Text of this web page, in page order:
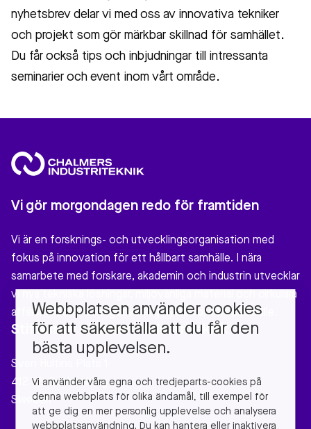
nyhetsbrev delar vi med oss av innovativa tekniker
och projekt som gör märkbar skillnad för samhället.
Du får också tips och inbjudningar till intressanta
seminarier och event inom vårt område.
Vi gör morgondagen redo för framtiden
Vi är en forsknings- och utvecklingsorganisation med
fokus på innovation för ett hållbart samhälle. I nära
samarbete med forskare, akademin och industrin utvecklar
vi nya tekniska lösningar, miljövänliga material och cirkulära
affärsmodeller som gör verklig nytta för vårt samhälle.
Stiftelsen Chalmers Industriteknik
Sven Hultins Plats 1
412 58 Gothenburg
Sweden
Webbplatsen använder cookies
för att säkerställa att du får den
bästa upplevelsen.
Vi använder våra egna och tredjeparts-cookies på
denna webbplats för olika ändamål, till exempel för
att ge dig en mer personlig upplevelse och analysera
webbplatsanvändning. Du kan hantera eller inaktivera